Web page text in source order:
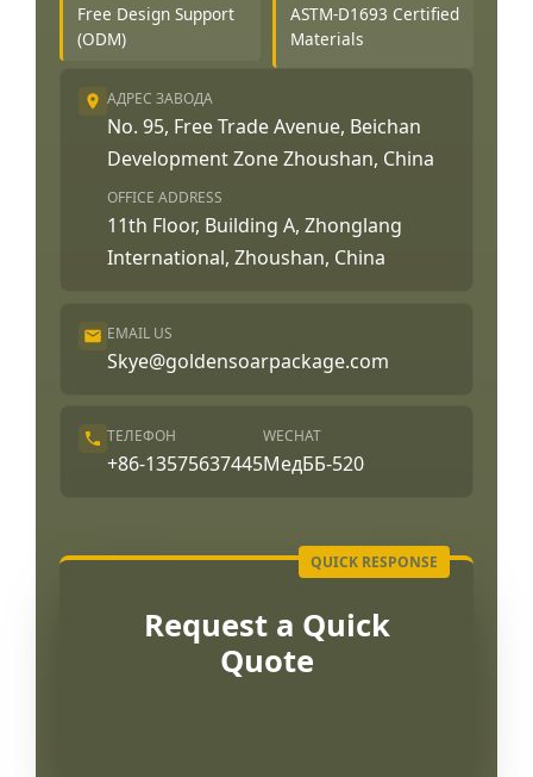
Free Design Support
(ODM)
ASTM-D1693 Certified
Materials
АДРЕС ЗАВОДА
No. 95, Free Trade Avenue, Beichan
Development Zone Zhoushan, China
OFFICE ADDRESS
11th Floor, Building A, Zhonglang
International, Zhoushan, China
EMAIL US
Skye@goldensoarpackage.com
ТЕЛЕФОН
+86-13575637445
WECHAT
МедББ-520
Request a Quick
Quote